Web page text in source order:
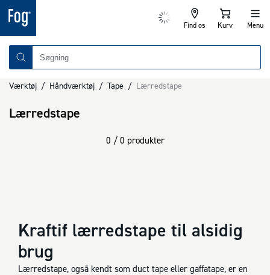
Find os Kurv Menu
Værktøj / Håndværktøj / Tape / Lærredstape
Lærredstape
0 / 0 produkter
Kraftif lærredstape til alsidig
brug
Lærredstape, også kendt som duct tape eller gaffatape, er en